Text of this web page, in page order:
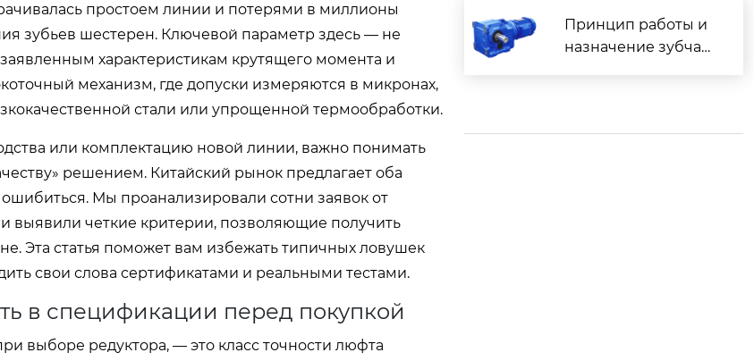
простоем линии и потерями в миллионы
зубьев шестерен. Ключевой параметр здесь — не
характеристикам крутящего момента и
механизм, где допуски измеряются в микронах,
стали или упрощенной термообработки.
или комплектацию новой линии, важно понимать
решением. Китайский рынок предлагает оба
Мы проанализировали сотни заявок от
выявили четкие критерии, позволяющие получить
Эта статья поможет вам избежать типичных ловушек
свои слова сертификатами и реальными тестами.
в спецификации перед покупкой
выборе редуктора, — это класс точности люфта
Принцип работы и
назначение зубчат